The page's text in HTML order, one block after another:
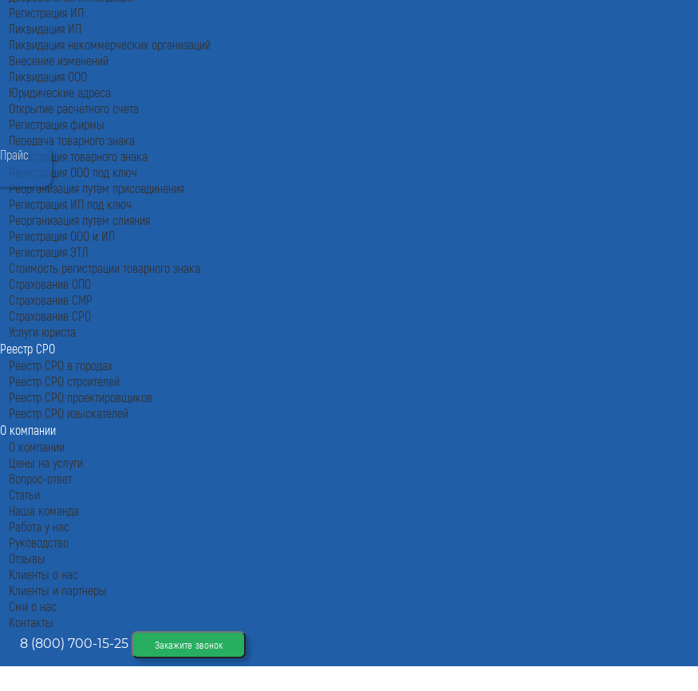
Регистрация ИП
Ликвидация ИП
Ликвидация некоммерческих организаций
Внесение изменений
Ликвидация ООО
Юридические адреса
Открытие расчетного счета
Регистрация фирмы
Передача товарного знака
Регистрация товарного знака
Регистрация ООО под ключ
Реорганизация путем присоединения
Регистрация ИП под ключ
Реорганизация путем слияния
Регистрация ООО и ИП
Регистрация ЭТЛ
Стоимость регистрации товарного знака
Страхование ОПО
Страхование СМР
Страхование СРО
Услуги юриста
Реестр СРО
Реестр СРО в городах
Реестр СРО строителей
Реестр СРО проектировщиков
Реестр СРО изыскателей
О компании
О компании
Цены на услуги
Вопрос-ответ
Статьи
Наша команда
Работа у нас
Руководство
Отзывы
Клиенты о нас
Клиенты и партнеры
Сми о нас
Контакты
8 (800) 700-15-25
Закажите звонок
Прайс